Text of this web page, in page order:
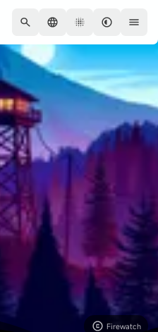
Home
Archive
About
シリーズ
Firewatch